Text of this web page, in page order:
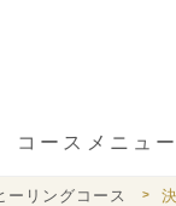
コースメニュ
ーリングコース